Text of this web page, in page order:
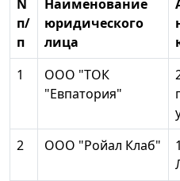
N
п/
п
Наименование
юридического
лица
1
ООО "ТОК
"Евпатория"
2
ООО "Ройал Клаб"